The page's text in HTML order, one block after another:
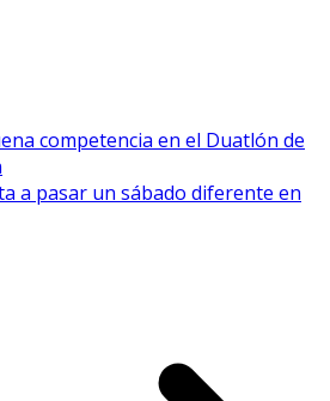
competencia en el Duatlón de
a pasar un sábado diferente en